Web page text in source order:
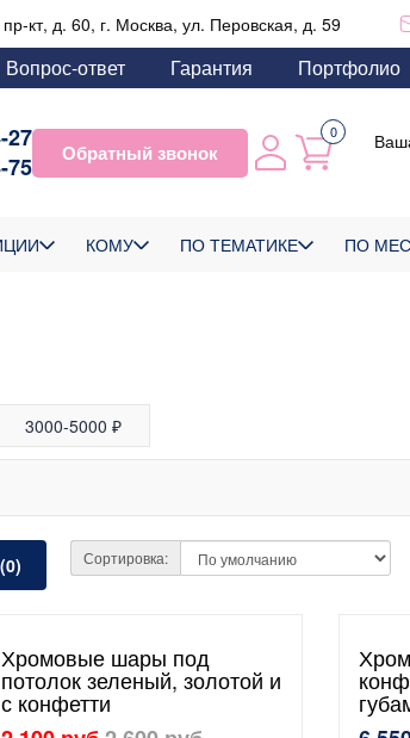
кт, д. 60, г. Москва, ул. Перовская, д. 59
Вопрос-ответ Гарантия Портфолио
27
75
Обратный звонок
0
КОМУ ПО ТЕМАТИКЕ ПО
3000-5000 ₽
Сортировка:
Хромовые шары под
потолок зеленый, золотой и
с конфетти